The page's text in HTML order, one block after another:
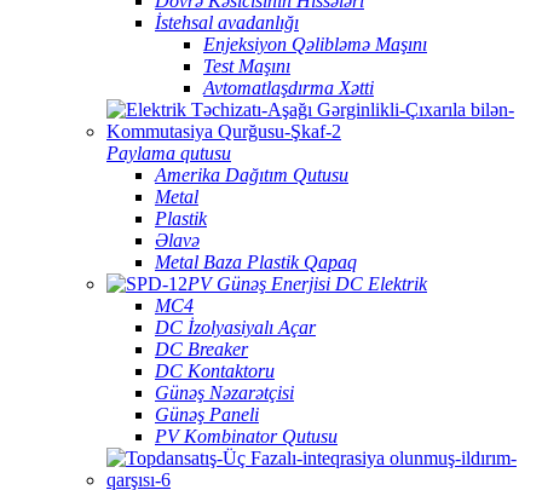
İstehsal avadanlığı
Enjeksiyon Qəlibləmə Maşını
Test Maşını
Avtomatlaşdırma Xətti
Paylama qutusu
Amerika Dağıtım Qutusu
Metal
Plastik
Əlavə
Metal Baza Plastik Qapaq
PV Günəş Enerjisi DC Elektrik
MC4
DC İzolyasiyalı Açar
DC Breaker
DC Kontaktoru
Günəş Nəzarətçisi
Günəş Paneli
PV Kombinator Qutusu